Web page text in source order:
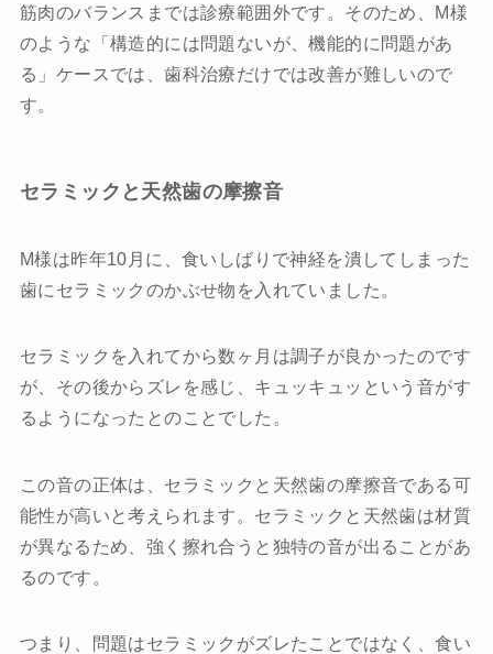
筋肉のバランスまでは診療範囲外です。そのため、M様
のような「構造的には問題ないが、機能的に問題があ
る」ケースでは、歯科治療だけでは改善が難しいので
す。
セラミックと天然歯の摩擦音
M様は昨年10月に、食いしばりで神経を潰してしまった
歯にセラミックのかぶせ物を入れていました。
セラミックを入れてから数ヶ月は調子が良かったのです
が、その後からズレを感じ、キュッキュッという音がす
るようになったとのことでした。
この音の正体は、セラミックと天然歯の摩擦音である可
能性が高いと考えられます。セラミックと天然歯は材質
が異なるため、強く擦れ合うと独特の音が出ることがあ
るのです。
つまり、問題はセラミックがズレたことではなく、食い